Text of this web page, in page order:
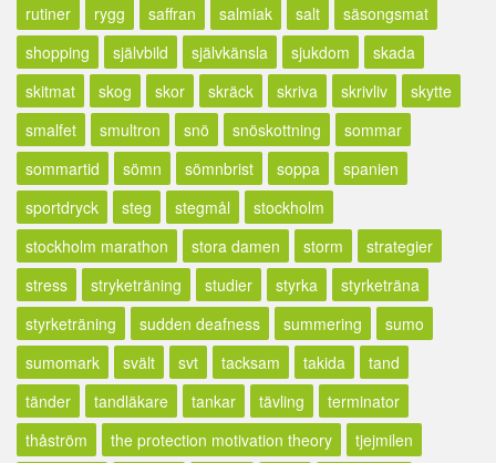
rutiner
rygg saffran salmiak salt
säsongsmat
shopping
självbild självkänsla sjukdom
skada
skitmat
skog skor skräck skriva skrivliv
skytte
smalfet
smultron snö snöskottning
sommar
sommartid
sömn sömnbrist soppa
spanien
sportdryck
steg stegmål
stockholm
stockholm marathon
stora damen storm
strategier
stress
stryketräning studier styrka
styrketräna
styrketräning
sudden deafness summering
sumo
sumomark
svält svt tacksam takida
tand
tänder
tandläkare tankar tävling
terminator
thåström
the protection motivation theory
tjejmilen